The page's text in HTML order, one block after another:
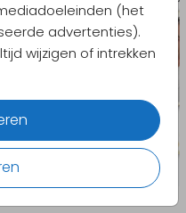
(het
advertenties).
wijzigen of intrekken